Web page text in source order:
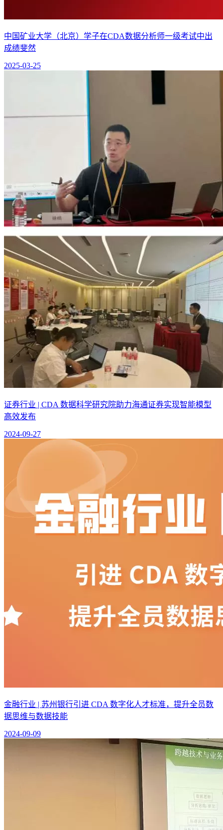
中国矿业大学（北京）学子在CDA数据分析师一级考试中出
成绩斐然
2025-03-25
证券行业 | CDA 数据科学研究院助力海通证券实现智能模型
高效发布
2024-09-27
金融行业 | 苏州银行引进 CDA 数字化人才标准，提升全员数
据思维与数据技能
2024-09-09